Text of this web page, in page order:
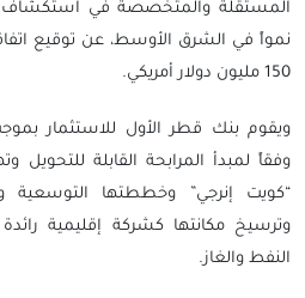
المستقلة والمتخصصة في استكشاف
نمواً في الشرق الأوسط، عن توقيع
150 مليون دولار أمريكي.
ويقوم بنك قطر الأول للاستثمار
وفقاً لمبدأ المرابحة القابلة للتحويل
“كويت إنرجي” وخططتها التوسعية
وترسيخ مكانتها كشركة إقليمية
النفط والغاز.